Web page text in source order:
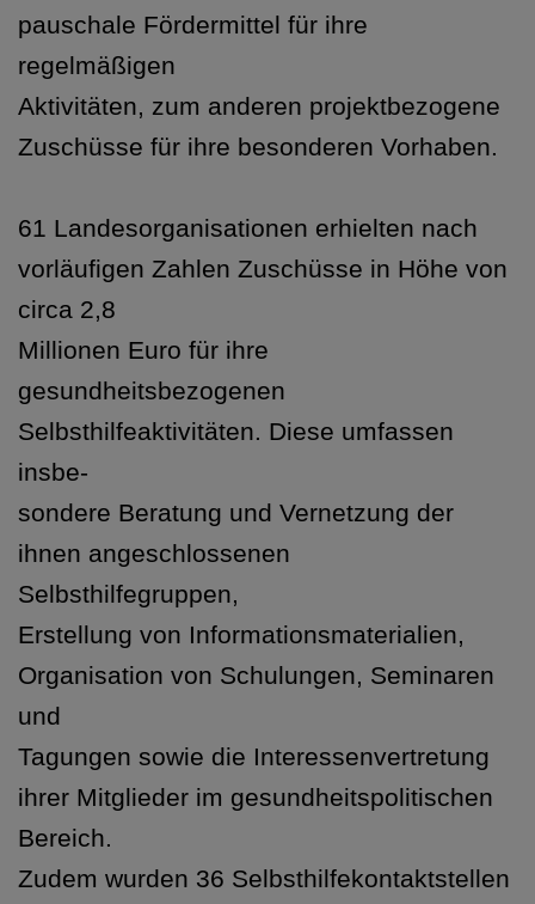
pauschale Fördermittel für ihre
regelmäßigen
Aktivitäten, zum anderen projektbezogene
Zuschüsse für ihre besonderen Vorhaben.
61 Landesorganisationen erhielten nach
vorläufigen Zahlen Zuschüsse in Höhe von
circa 2,8
Millionen Euro für ihre
gesundheitsbezogenen
Selbsthilfeaktivitäten. Diese umfassen
insbe-
sondere Beratung und Vernetzung der
ihnen angeschlossenen
Selbsthilfegruppen,
Erstellung von Informationsmaterialien,
Organisation von Schulungen, Seminaren
und
Tagungen sowie die Interessenvertretung
ihrer Mitglieder im gesundheitspolitischen
Bereich.
Zudem wurden 36 Selbsthilfekontaktstellen